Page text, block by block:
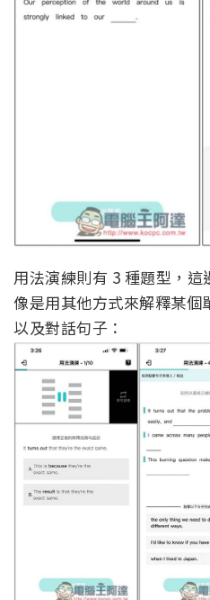
用法演練則有 3 種題型，這
像是用其他方式來解釋某個
以及對話句子：